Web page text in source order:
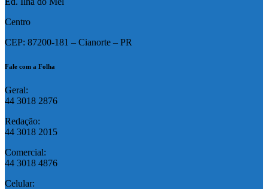
Centro
CEP: 87200-181 – Cianorte – PR
Fale com a Folha
Geral:
44 3018 2876
Redação:
44 3018 2015
Comercial:
44 3018 4876
Celular: